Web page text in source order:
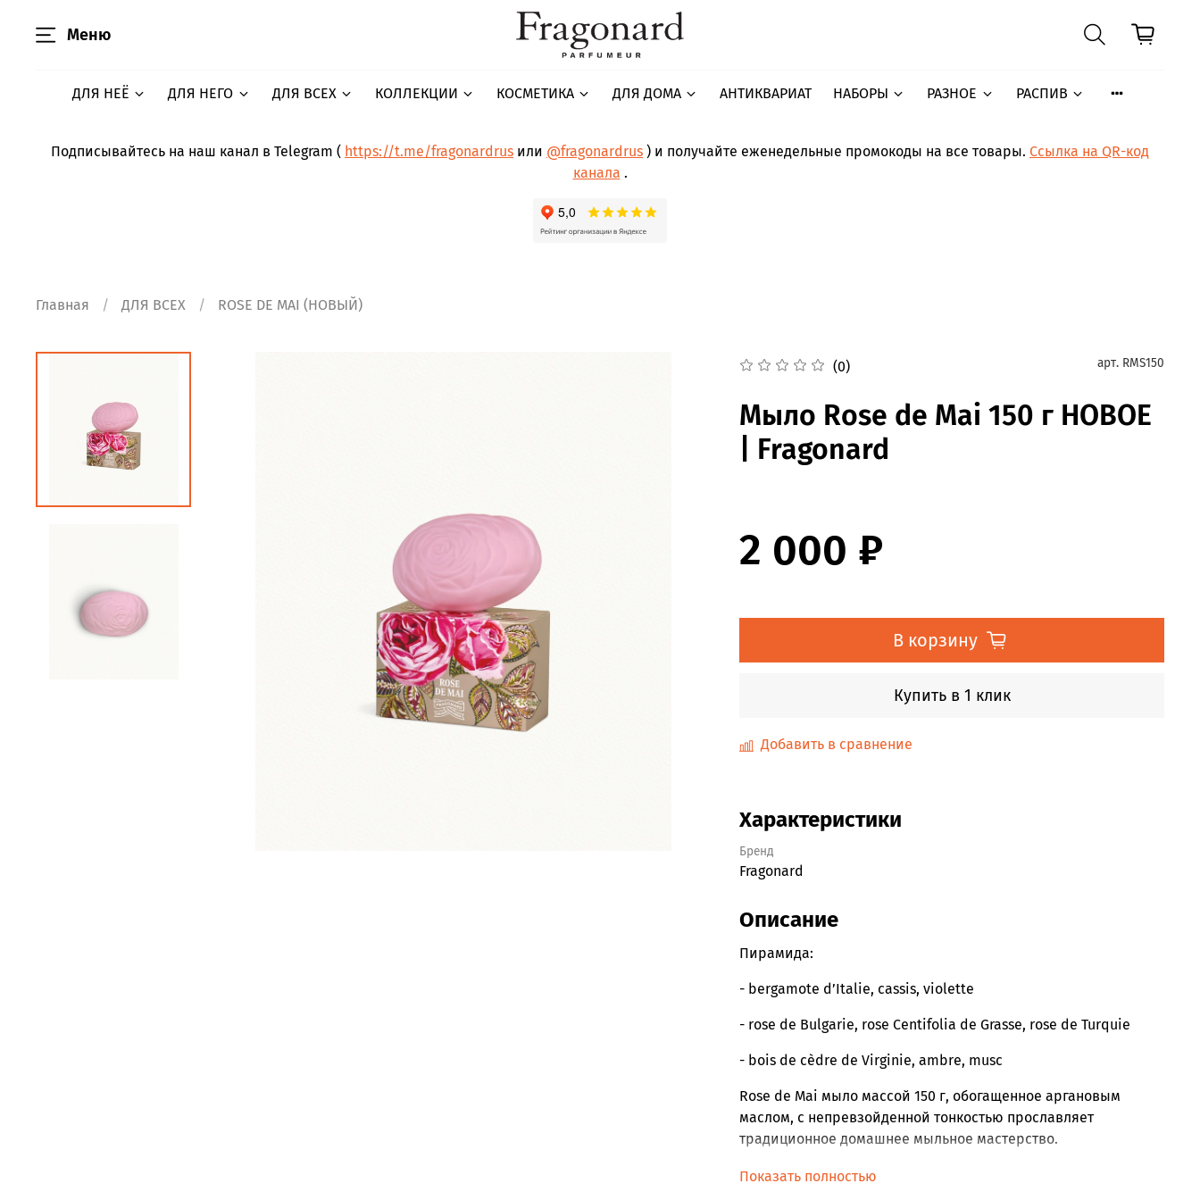
Меню
ДЛЯ НЕЁ ДЛЯ НЕГО ДЛЯ ВСЕХ КОЛЛЕКЦИИ КОСМЕТИКА ДЛЯ ДОМА АНТИКВАРИАТ НАБОРЫ РАЗНОЕ РАСПИВ
Подписывайтесь на наш канал в Telegram ( https://t.me/fragonardrus или @fragonardrus ) и получайте еженедельные промокоды на все товары. Ссылка на QR-код
канала .
Главная ДЛЯ ВСЕХ ROSE DE MAI (НОВЫЙ)
(0) арт. RMS150
Мыло Rose de Mai 150 г НОВОЕ
| Fragonard
2 000 ₽
В корзину
Купить в 1 клик
Добавить в сравнение
Характеристики
Бренд
Fragonard
Описание
Пирамида:
- bergamote d’Italie, cassis, violette
- rose de Bulgarie, rose Centifolia de Grasse, rose de Turquie
- bois de cèdre de Virginie, ambre, musc
Rose de Mai мыло массой 150 г, обогащенное аргановым
маслом, с непревзойденной тонкостью прославляет
традиционное домашнее мыльное мастерство.
Его обильная пена источает тонкий аромат букета из свежих
Показать полностью